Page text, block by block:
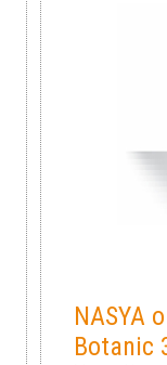
NASYA
Botanic